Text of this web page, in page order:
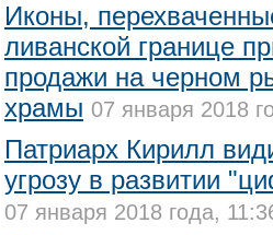
Иконы,
ливанской границе
продажи на черном
храмы 07 января 2018
Патриарх Кирилл
угрозу в развитии
07 января 2018 года,